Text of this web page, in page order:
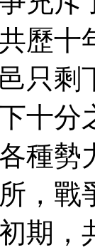
歷十
只剩
十
種勢
，
期，